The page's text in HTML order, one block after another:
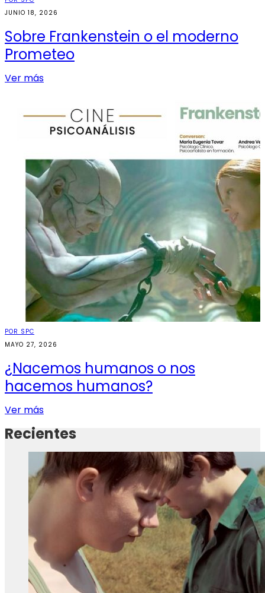
JUNIO 18, 2026
Sobre Frankenstein o el moderno
Prometeo
Ver más
POR SPC
MAYO 27, 2026
¿Nacemos humanos o nos
hacemos humanos?
Ver más
Recientes